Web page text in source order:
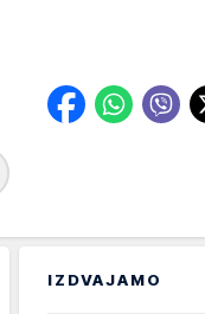
IZDVAJAMO